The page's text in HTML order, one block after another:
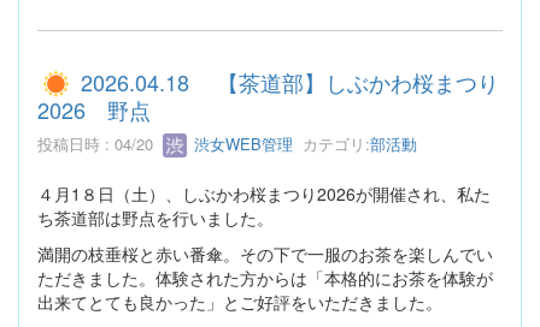
2026.04.18 【茶道部】しぶかわ桜まつり
2026 野点
投稿日時 : 04/20 渋女WEB管理 カテゴリ:部活動
４月1８日（土）、しぶかわ桜まつり2026が開催され、私た
ち茶道部は野点を行いました。
満開の枝垂桜と赤い番傘。その下で一服のお茶を楽しんでい
ただきました。体験された方からは「本格的にお茶を体験が
出来てとても良かった」とご好評をいただきました。